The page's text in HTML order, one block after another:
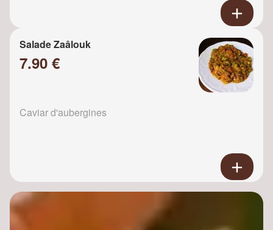
Salade Zaâlouk
7.90 €
Caviar d'aubergines